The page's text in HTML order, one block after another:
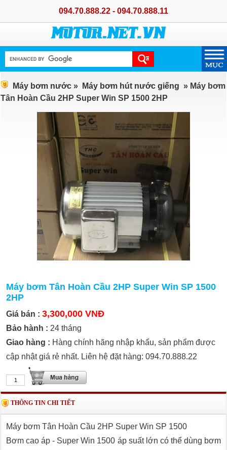
094.70.888.22 - 094.70.888.11
Máy bơm nước » Máy bơm hút nước giếng » Máy bơm
Tân Hoàn Cầu 2HP Super Win SP 1500 2HP
Máy bơm Tân Hoàn Cầu 2HP Super Win SP 1500
2HP
Giá bán : 3,300,000 VNĐ
Bảo hành : 24 tháng
Giao hàng : Hàng chính hãng nhập khẩu, sản phẩm được
cập nhật giá rẻ nhất. Liên hệ đặt hàng: 094.70.888.22
THÔNG TIN CHI TIẾT
Máy bơm Tân Hoàn Cầu 2HP Super Win SP 1500
Bơm cao áp - Super Win 1500 áp suất lớn có thể dùng bơm